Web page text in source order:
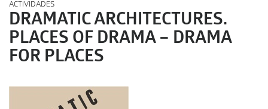
ACTIVIDADES
DRAMATIC ARCHITECTURES.
PLACES OF DRAMA – DRAMA
FOR PLACES